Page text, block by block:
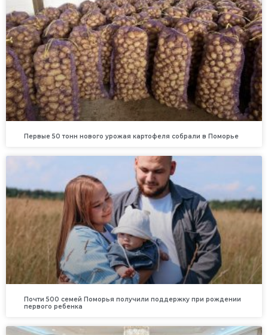
Первые 50 тонн нового урожая картофеля собрали в Поморье
Почти 500 семей Поморья получили поддержку при рождении
первого ребенка